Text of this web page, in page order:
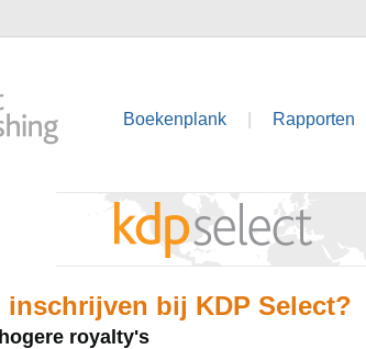
Boekenplank Rapporten
inschrijven bij KDP Select?
royalty's